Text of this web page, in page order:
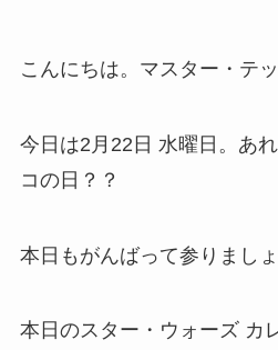
こんにちは。マスター・テッ
今日は2月22日 水曜日。あ
コの日？？
本日もがんばって参りましょ
本日のスター・ウォーズ カ